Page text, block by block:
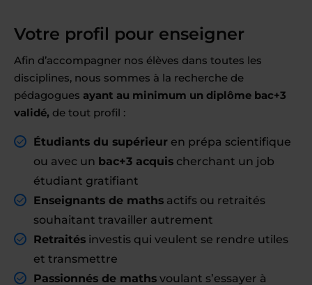
Votre profil pour enseigner
Afin d’accompagner nos élèves dans toutes les
disciplines, nous sommes à la recherche de
pédagogues ayant au minimum un diplôme bac+3
validé, de tout profil :
Étudiants du supérieur en prépa scientifique
ou avec un bac+3 acquis cherchant un job
étudiant gratifiant
Enseignants de maths actifs ou retraités
souhaitant travailler autrement
Retraités investis qui veulent se rendre utiles
et transmettre
Passionnés de maths voulant s’essayer à